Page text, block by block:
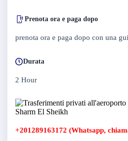
Prenota ora e paga dopo
prenota ora e paga dopo con una
Durata
2 Hour
+201289163172 (Whatsapp,